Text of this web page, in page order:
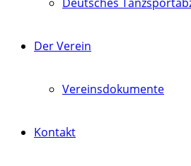
Der Verein
Vereinsdokumente
Kontakt